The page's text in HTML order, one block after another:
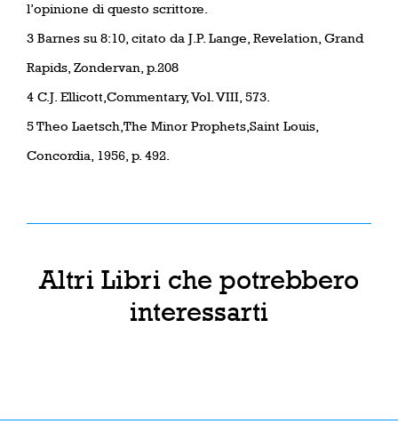
l’opinione di questo scrittore.
3 Barnes su 8:10, citato da J.P. Lange, Revelation, Grand
Rapids, Zondervan, p.208
4 C.J. Ellicott,Commentary, Vol. VIII, 573.
5 Theo Laetsch,The Minor Prophets,Saint Louis,
Concordia, 1956, p. 492.
Altri Libri che potrebbero
interessarti